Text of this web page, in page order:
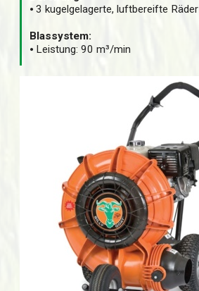
⦁ 3 kugelgelagerte, luftbereifte Räder
Blassystem:
⦁ Leistung: 90 m³/min